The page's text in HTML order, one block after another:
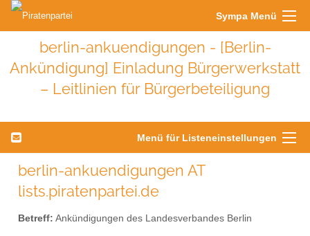
Sympa Menü
berlin-ankuendigungen - [Berlin-
Ankündigung] Einladung Bürgerwerkstatt
– Leitlinien für Bürgerbeteiligung
Menü für Listeneinstellungen
berlin-ankuendigungen AT
lists.piratenpartei.de
Betreff: Ankündigungen des Landesverbandes Berlin